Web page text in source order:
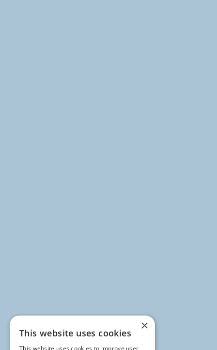
×
This website uses cookies
This website uses cookies to improve user